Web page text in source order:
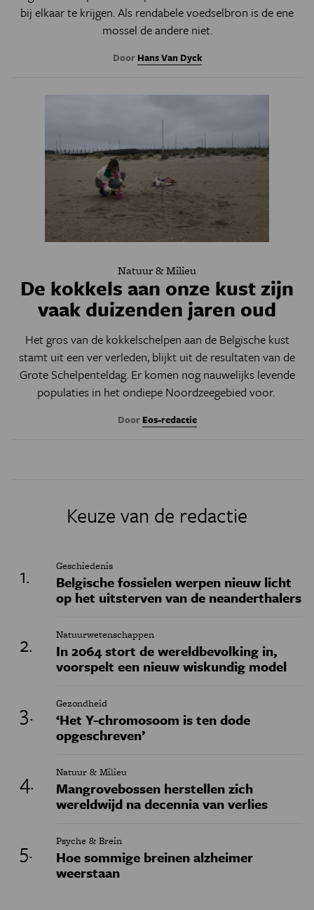
bij elkaar te krijgen. Als rendabele voedselbron is de ene
mossel de andere niet.
Door Hans Van Dyck
Natuur & Milieu
De kokkels aan onze kust zijn
vaak duizenden jaren oud
Het gros van de kokkelschelpen aan de Belgische kust
stamt uit een ver verleden, blijkt uit de resultaten van de
Grote Schelpenteldag. Er komen nog nauwelijks levende
populaties in het ondiepe Noordzeegebied voor.
Door Eos-redactie
Keuze van de redactie
Geschiedenis
Belgische fossielen werpen nieuw licht
op het uitsterven van de neanderthalers
Natuurwetenschappen
In 2064 stort de wereldbevolking in,
voorspelt een nieuw wiskundig model
Gezondheid
‘Het Y-chromosoom is ten dode
opgeschreven’
Natuur & Milieu
Mangrovebossen herstellen zich
wereldwijd na decennia van verlies
Psyche & Brein
Hoe sommige breinen alzheimer
weerstaan